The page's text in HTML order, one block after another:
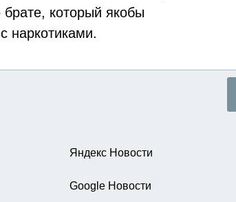
брате, который якобы
наркотиками.
Яндекс Новости
Google Новости